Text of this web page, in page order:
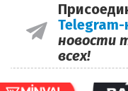
Telegram-
новости
всех!